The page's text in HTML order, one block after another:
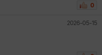
0
2026-05-15